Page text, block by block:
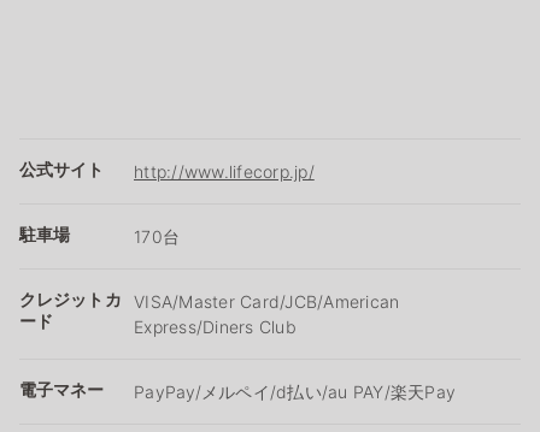
公式サイト http://www.lifecorp.jp/
駐車場 170台
クレジットカ
ード
VISA/Master Card/JCB/American
Express/Diners Club
電子マネー PayPay/メルペイ/d払い/au PAY/楽天Pay